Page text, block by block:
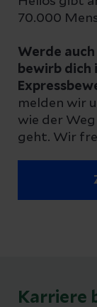
70.000
Werde auch
bewirb dich
melden wir
wie der
geht. Wir
Karriere